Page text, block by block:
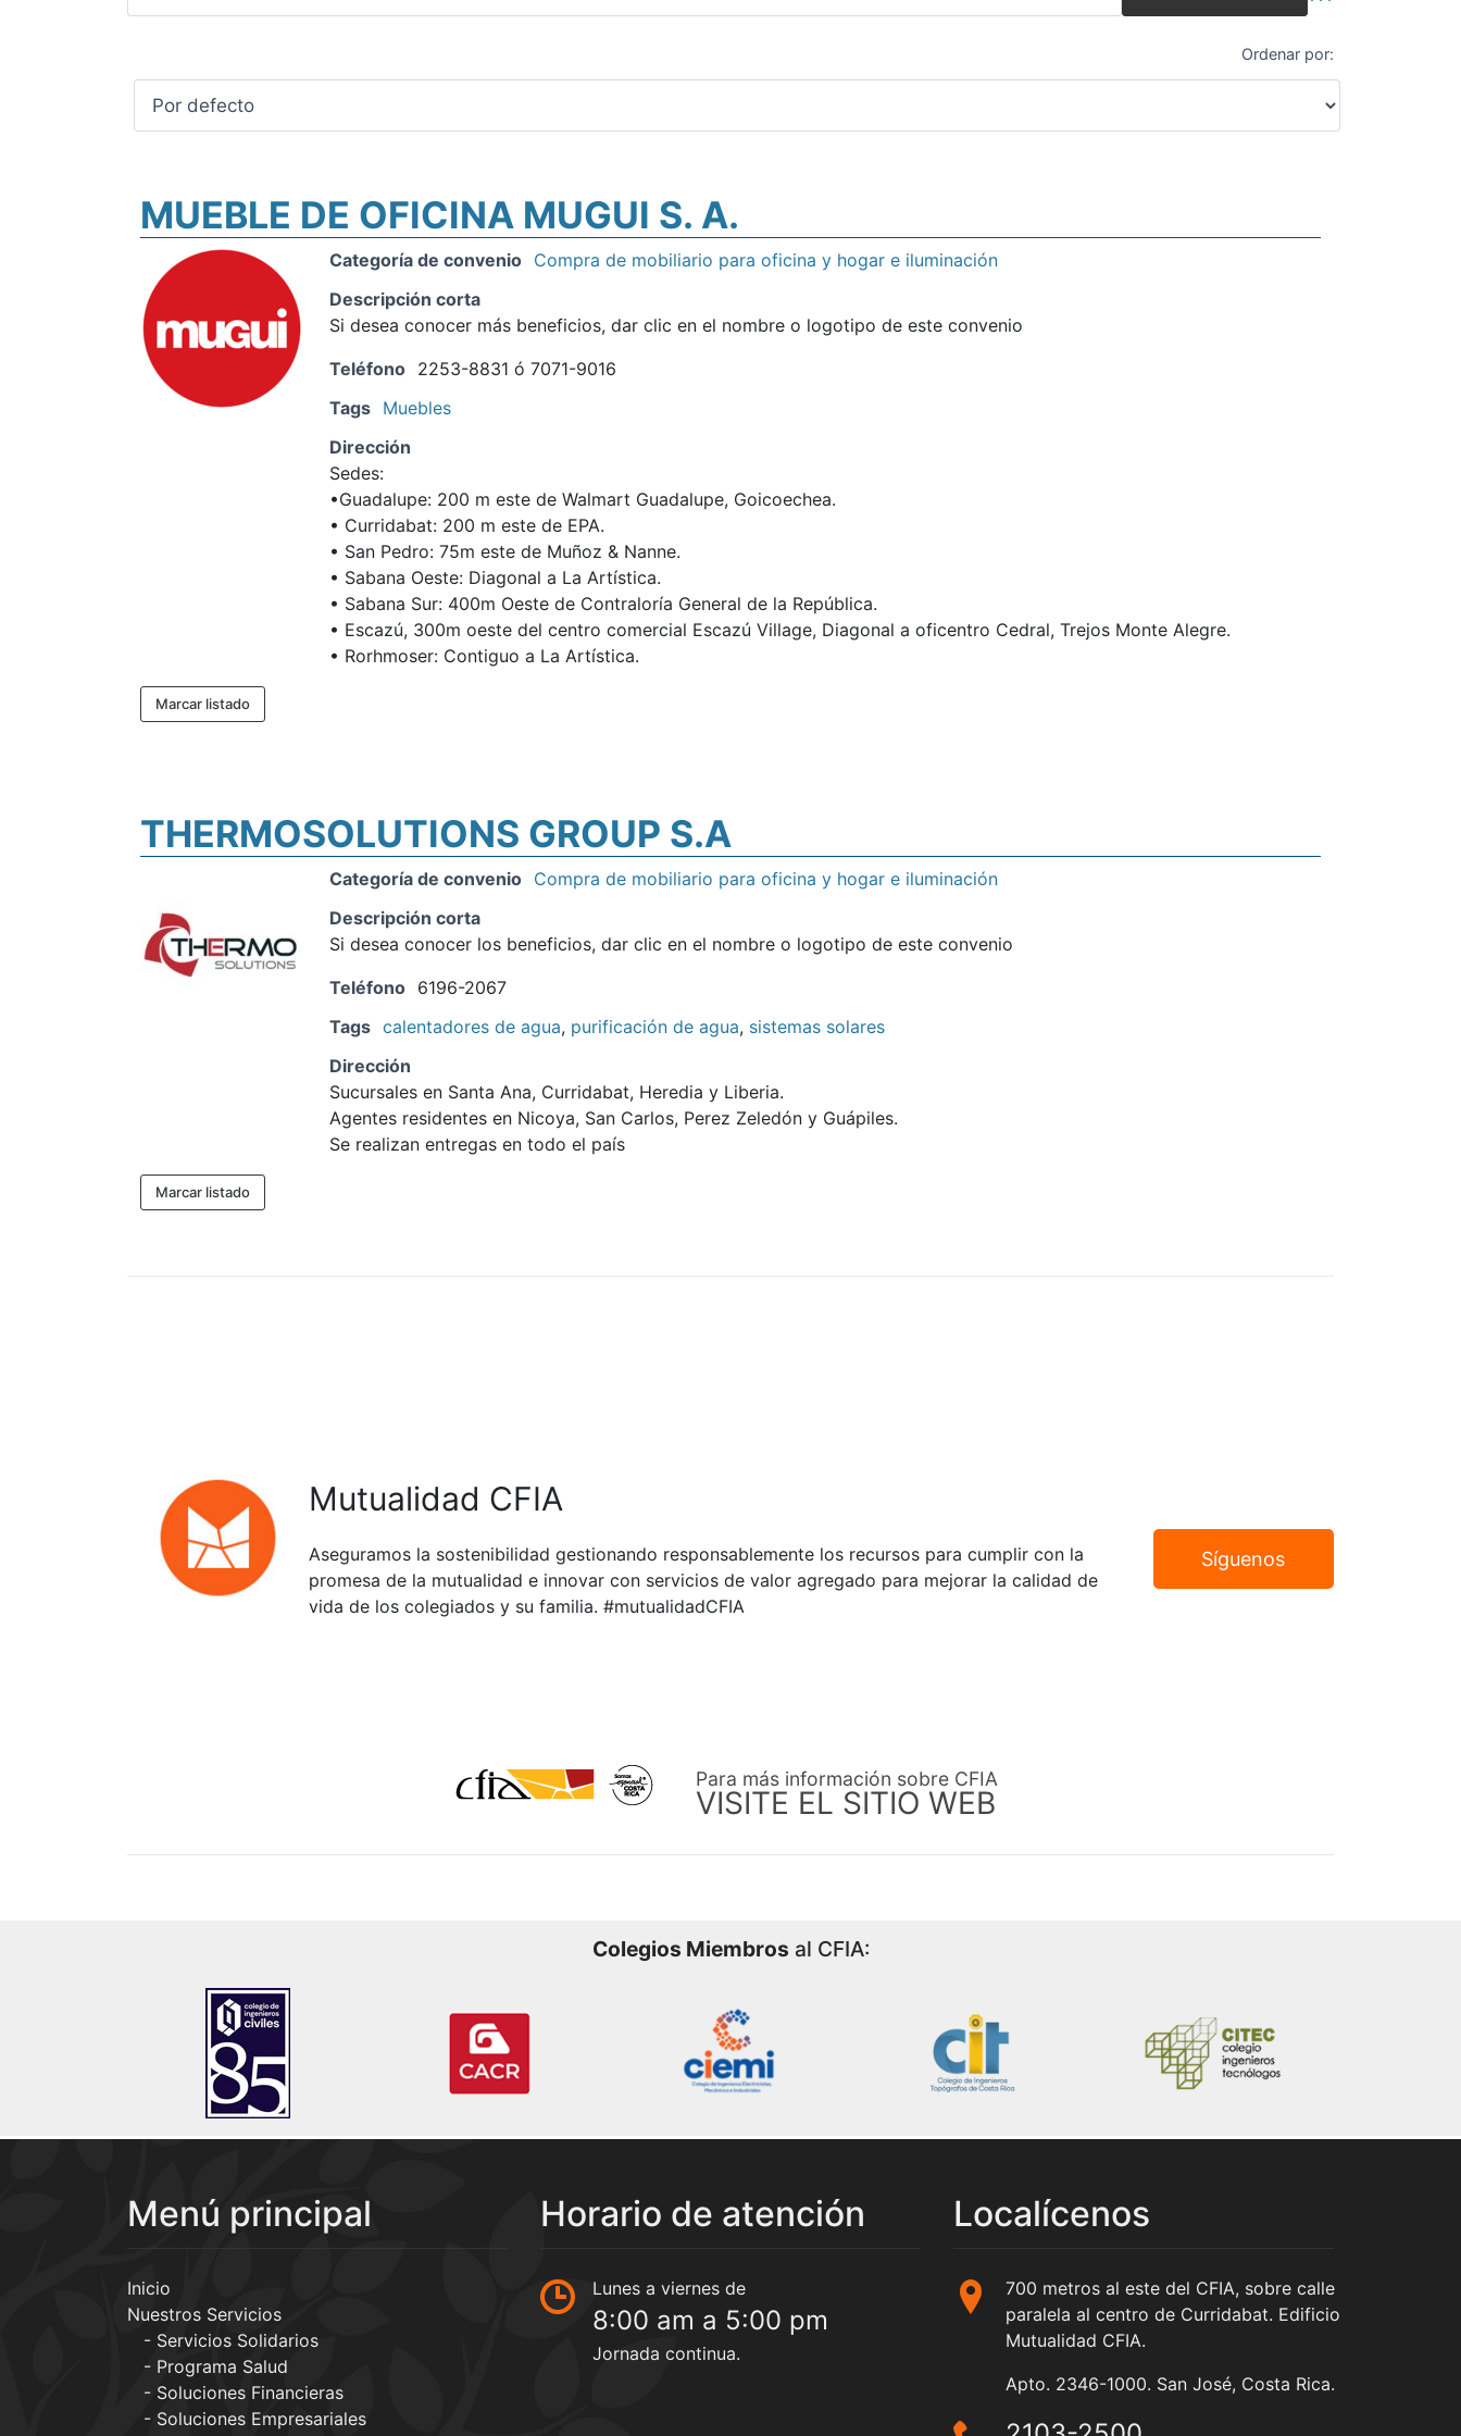
Ordenar por:
MUEBLE DE OFICINA MUGUI S. A.
Categoría de convenio Compra de mobiliario para oficina y hogar e iluminación
Descripción corta
Si desea conocer más beneficios, dar clic en el nombre o logotipo de este convenio
Teléfono 2253-8831 ó 7071-9016
Tags Muebles
Dirección
Sedes:
•Guadalupe: 200 m este de Walmart Guadalupe, Goicoechea.
• Curridabat: 200 m este de EPA.
• San Pedro: 75m este de Muñoz & Nanne.
• Sabana Oeste: Diagonal a La Artística.
• Sabana Sur: 400m Oeste de Contraloría General de la República.
• Escazú, 300m oeste del centro comercial Escazú Village, Diagonal a oficentro Cedral, Trejos Monte Alegre.
• Rorhmoser: Contiguo a La Artística.
Marcar listado
THERMOSOLUTIONS GROUP S.A
Categoría de convenio Compra de mobiliario para oficina y hogar e iluminación
Descripción corta
Si desea conocer los beneficios, dar clic en el nombre o logotipo de este convenio
Teléfono 6196-2067
Tags calentadores de agua, purificación de agua, sistemas solares
Dirección
Sucursales en Santa Ana, Curridabat, Heredia y Liberia.
Agentes residentes en Nicoya, San Carlos, Perez Zeledón y Guápiles.
Se realizan entregas en todo el país
Marcar listado
Mutualidad CFIA
Aseguramos la sostenibilidad gestionando responsablemente los recursos para cumplir con la
promesa de la mutualidad e innovar con servicios de valor agregado para mejorar la calidad de
vida de los colegiados y su familia. #mutualidadCFIA
Síguenos
Para más información sobre CFIA
VISITE EL SITIO WEB
Colegios Miembros al CFIA:
Menú principal
Inicio
Nuestros Servicios
Servicios Solidarios
Programa Salud
Soluciones Financieras
Soluciones Empresariales
Horario de atención
Lunes a viernes de
8:00 am a 5:00 pm
Jornada continua.
Localícenos
700 metros al este del CFIA, sobre calle
paralela al centro de Curridabat. Edificio
Mutualidad CFIA.
Apto. 2346-1000. San José, Costa Rica.